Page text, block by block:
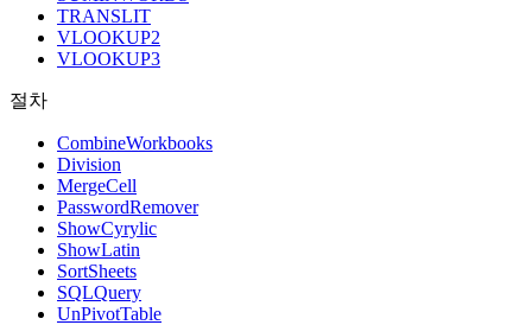
TRANSLIT
VLOOKUP2
VLOOKUP3
절차
CombineWorkbooks
Division
MergeCell
PasswordRemover
ShowCyrylic
ShowLatin
SortSheets
SQLQuery
UnPivotTable